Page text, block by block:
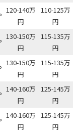
120-140万
円
110-125万
円
130-150万
円
115-135万
円
130-150万
円
115-135万
円
140-160万
円
125-145万
円
140-160万
円
125-145万
円